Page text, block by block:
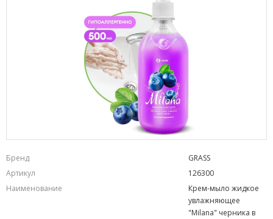
Бренд
GRASS
Артикул
126300
Наименование
Крем-мыло жидкое
увлажняющее
"Milana" черника в